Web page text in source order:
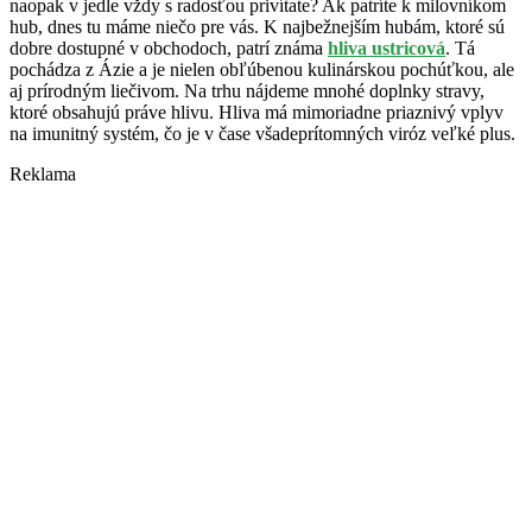
naopak v jedle vždy s radosťou privítate? Ak patríte k milovníkom
hub, dnes tu máme niečo pre vás. K najbežnejším hubám, ktoré sú
dobre dostupné v obchodoch, patrí známa hliva ustricová. Tá
pochádza z Ázie a je nielen obľúbenou kulinárskou pochúťkou, ale
aj prírodným liečivom. Na trhu nájdeme mnohé doplnky stravy,
ktoré obsahujú práve hlivu. Hliva má mimoriadne priaznivý vplyv
na imunitný systém, čo je v čase všadeprítomných viróz veľké plus.
Reklama